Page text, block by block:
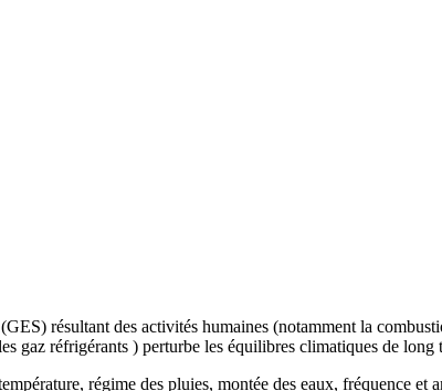
résultant des activités humaines (notamment la
gaz réfrigérants ) perturbe les équilibres climatiques de long
régime des pluies, montée des eaux, fréquence et